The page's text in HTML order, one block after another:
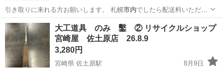
引き取りに来れる方お願いします。 札幌市内でしたら配送料いただけ
れば配送いたしま…
北海道 札幌市 稲積公園駅 鍵盤楽器、ピアノ
大工道具 のみ 鑿 ② リサイクルショップ
宮崎屋 佐土原店 26.8.9
3,280円
宮崎県 佐土原駅
8月9日